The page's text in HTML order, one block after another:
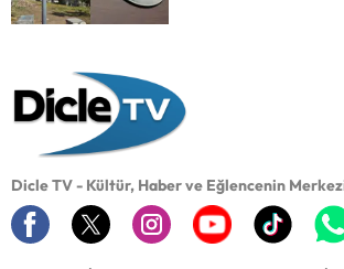
Dicle TV - Kültür, Haber ve Eğlencenin